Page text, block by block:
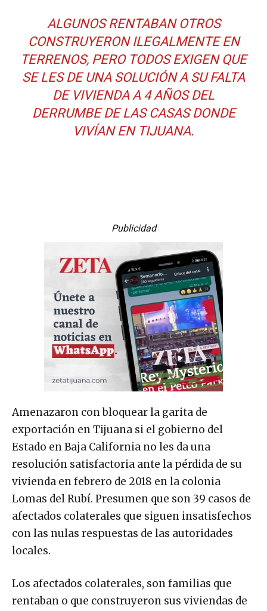
ALGUNOS RENTABAN OTROS
CONSTRUYERON ILEGALMENTE EN
TERRENOS, PERO TODOS EXIGEN QUE
SE LES DE UNA SOLUCIÓN A SU FALTA
DE VIVIENDA A 4 AÑOS DEL
DERRUMBE DE LAS CASAS DONDE
VIVÍAN EN TIJUANA.
Publicidad
Amenazaron con bloquear la garita de
exportación en Tijuana si el gobierno del
Estado en Baja California no les da una
resolución satisfactoria ante la pérdida de su
vivienda en febrero de 2018 en la colonia
Lomas del Rubí. Presumen que son 39 casos de
afectados colaterales que siguen insatisfechos
con las nulas respuestas de las autoridades
locales.
Los afectados colaterales, son familias que
rentaban o que construyeron sus viviendas de